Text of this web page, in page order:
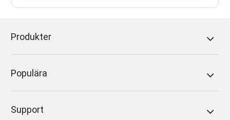
Produkter
Populära
Support